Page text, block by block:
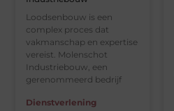
Loodsenbouw is een
complex proces dat
vakmanschap en expertise
vereist. Molenschot
Industriebouw, een
gerenommeerd bedrijf
Dienstverlening